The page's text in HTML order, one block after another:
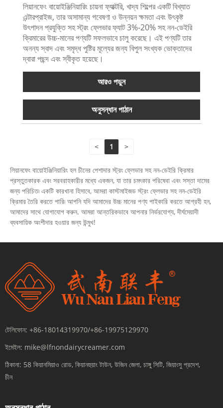
লিয়ানফেং বায়োইঞ্জিনিয়ারিং চায়না ফ্যাক্টরি, খাদ্য শিল্পের একটি বিখ্যাত
এন্টারপ্রাইজ, তার অসামান্য গবেষণা ও উন্নয়ন ক্ষমতা এবং উৎকৃষ্ট
উৎপাদন প্রযুক্তি সহ স্ট্রং ফ্লেভার ফ্যাট 3%-20% সহ নন-ডেইরি
ক্রিমারের উচ্চ-মানের পণ্যটি সফলভাবে চালু করেছে। এই পণ্যটি তার
অনন্য স্বাদ এবং সমৃদ্ধ পুষ্টির মূল্যের জন্য বিপুল সংখ্যক ভোক্তাদের
দ্বারা পছন্দ এবং স্বীকৃত হয়েছে।
আরও পড়ুন
অনুসন্ধান পাঠান
< 1 >
লিয়ানফেং বায়োইঞ্জিনিয়ারিং হল চীনের পেশাদার স্ট্রং ফ্লেভার সহ নন-ডেইরি ক্রিমার
প্রস্তুতকারক এবং সরবরাহকারীর মধ্যে একজন, যা তার চমৎকার পরিষেবা এবং সস্তা দামের
জন্য পরিচিত৷ একটি কারখানা হিসাবে, আমরা কাস্টমাইজড স্ট্রং ফ্লেভার সহ নন-ডেইরি
ক্রিমার তৈরি করতে পারি৷ আপনি যদি আমাদের উচ্চ মানের পণ্য পাইকারি করতে আগ্রহী হন,
আমাদের সাথে যোগাযোগ করুন. আমরা আন্তরিকভাবে আপনার নির্ভরযোগ্য, দীর্ঘমেয়াদী
ব্যবসায়িক অংশীদার হওয়ার জন্য উন্মুখ!
টেলিফোন: +86-18014319970/+86-19975129970
ইমেইল: mike@lfnondairycreamer.com
ঠিকানা: 58 কিয়ানমিয়াও রোড, কিয়ানহুয়াং টাউন, উজিন জেলা, চাঙ্গু সিটি, জিয়াংসু প্রদেশ,
চীন